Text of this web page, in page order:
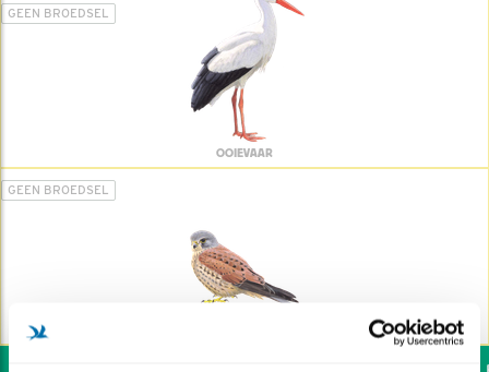
GEEN BROEDSEL
OOIEVAAR
GEEN BROEDSEL